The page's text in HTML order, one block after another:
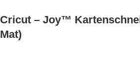
Cricut – Joy™
Mat)